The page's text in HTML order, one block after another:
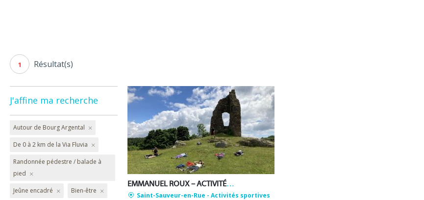
1 Résultat(s)
J'affine ma recherche
Autour de Bourg Argental
De 0 à 2 km de la Via Fluvia
Randonnée pédestre / balade à
pied
Jeûne encadré Bien-être
EMMANUEL ROUX – ACTIVITÉS DE BIEN-ÊTRE ET DE PLEINE NATURE
Saint-Sauveur-en-Rue - Activités sportives